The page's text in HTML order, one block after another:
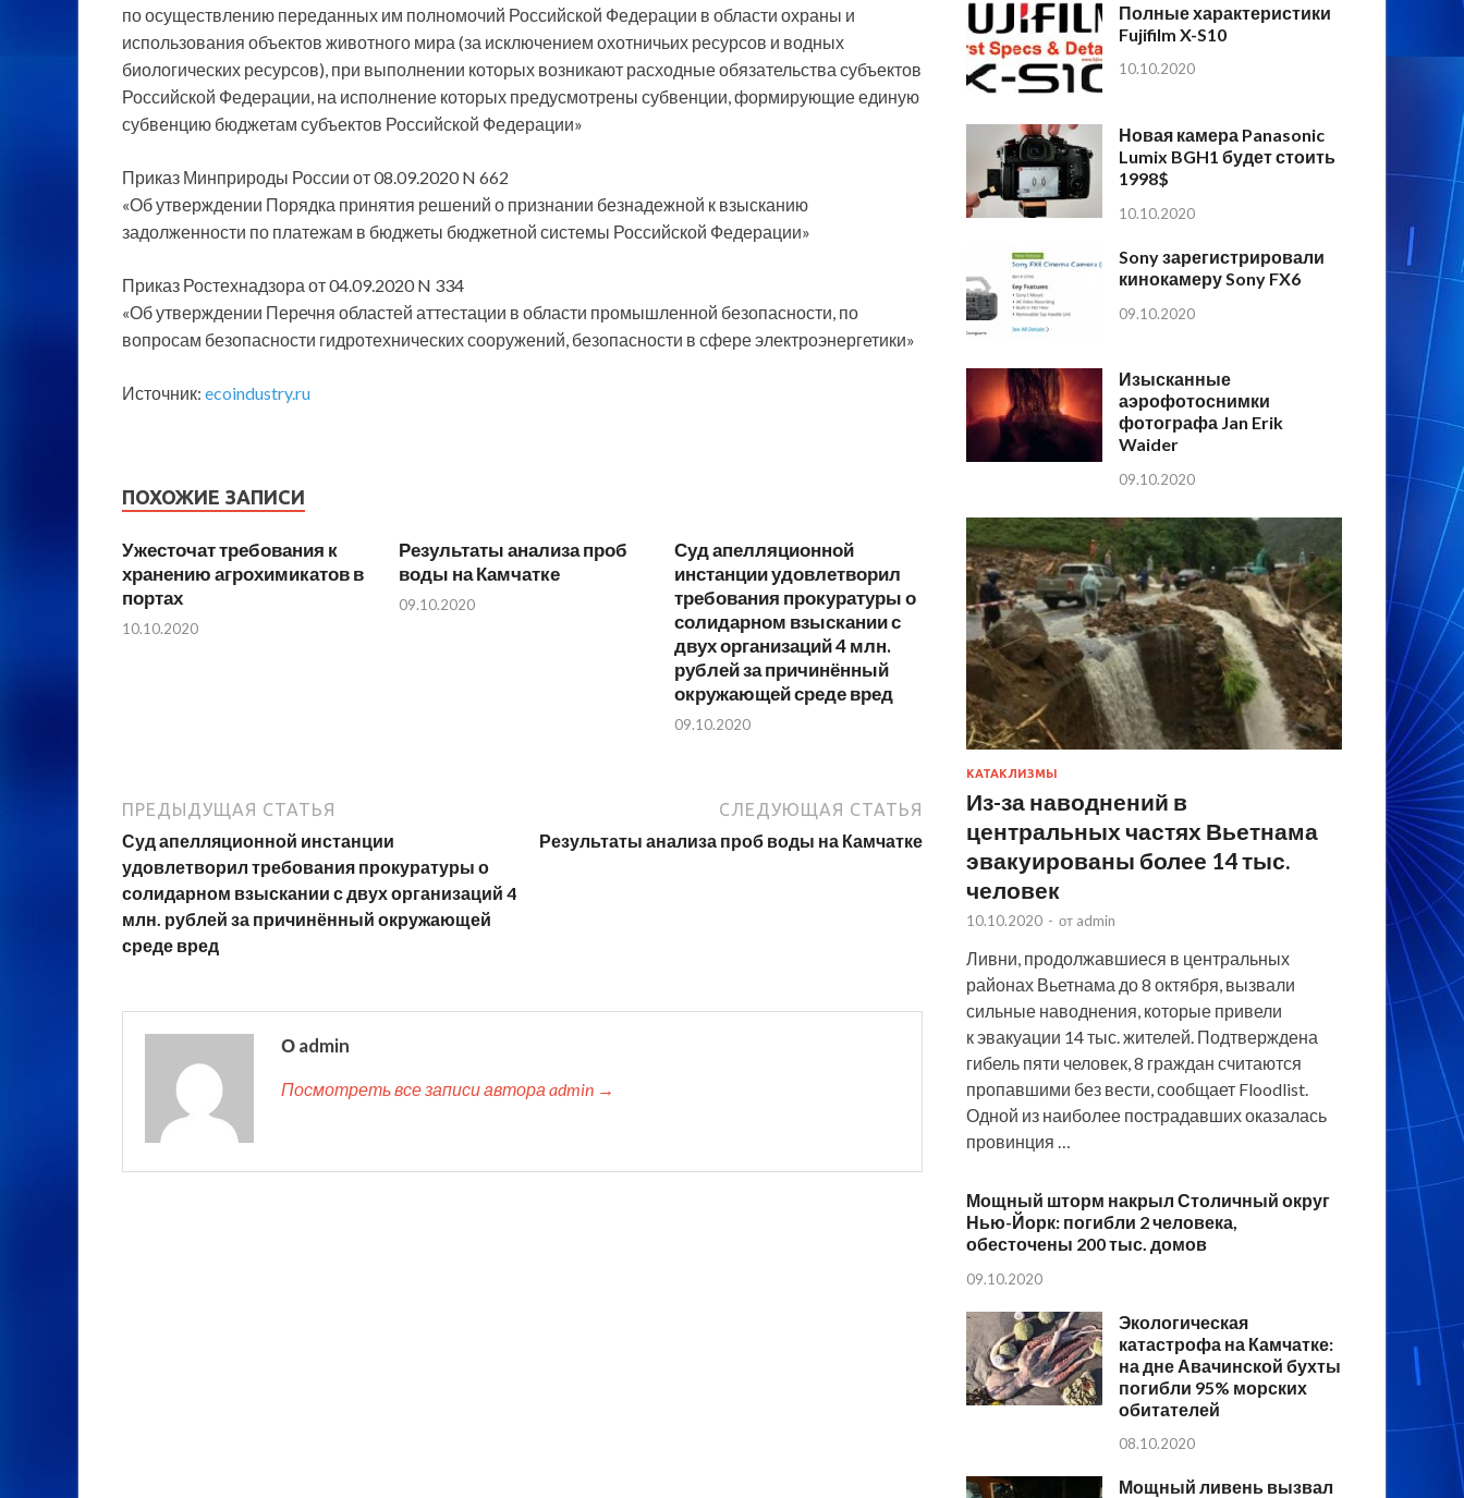
по осуществлению переданных им полномочий Российской Федерации в области охраны и
использования объектов животного мира (за исключением охотничьих ресурсов и водных
биологических ресурсов), при выполнении которых возникают расходные обязательства субъектов
Российской Федерации, на исполнение которых предусмотрены субвенции, формирующие единую
субвенцию бюджетам субъектов Российской Федерации»
Приказ Минприроды России от 08.09.2020 N 662
«Об утверждении Порядка принятия решений о признании безнадежной к взысканию
задолженности по платежам в бюджеты бюджетной системы Российской Федерации»
Приказ Ростехнадзора от 04.09.2020 N 334
«Об утверждении Перечня областей аттестации в области промышленной безопасности, по
вопросам безопасности гидротехнических сооружений, безопасности в сфере электроэнергетики»
Источник: ecoindustry.ru
ПОХОЖИЕ ЗАПИСИ
Ужесточат требования к
хранению агрохимикатов в
портах
10.10.2020
Результаты анализа проб
воды на Камчатке
09.10.2020
Суд апелляционной
инстанции удовлетворил
требования прокуратуры о
солидарном взыскании с
двух организаций 4 млн.
рублей за причинённый
окружающей среде вред
09.10.2020
ПРЕДЫДУЩАЯ СТАТЬЯ
Суд апелляционной инстанции
удовлетворил требования прокуратуры о
солидарном взыскании с двух организаций 4
млн. рублей за причинённый окружающей
среде вред
СЛЕДУЮЩАЯ СТАТЬЯ
Результаты анализа проб воды на Камчатке
О admin
Посмотреть все записи автора admin →
Полные характеристики
Fujifilm X-S10
10.10.2020
Новая камера Panasonic
Lumix BGH1 будет стоить
1998$
10.10.2020
Sony зарегистрировали
кинокамеру Sony FX6
09.10.2020
Изысканные
аэрофотоснимки
фотографа Jan Erik
Waider
09.10.2020
КАТАКЛИЗМЫ
Из-за наводнений в
центральных частях Вьетнама
эвакуированы более 14 тыс.
человек
10.10.2020 - от admin
Ливни, продолжавшиеся в центральных
районах Вьетнама до 8 октября, вызвали
сильные наводнения, которые привели
к эвакуации 14 тыс. жителей. Подтверждена
гибель пяти человек, 8 граждан считаются
пропавшими без вести, сообщает Floodlist.
Одной из наиболее пострадавших оказалась
провинция …
Мощный шторм накрыл Столичный округ
Нью-Йорк: погибли 2 человека,
обесточены 200 тыс. домов
09.10.2020
Экологическая
катастрофа на Камчатке:
на дне Авачинской бухты
погибли 95% морских
обитателей
08.10.2020
Мощный ливень вызвал